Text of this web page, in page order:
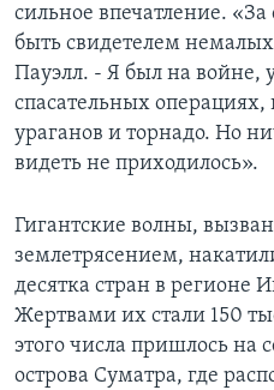
Learning English
СОЦИАЛЬНЫЕ СЕТИ
сильное впечатление.
быть свидетелем
Пауэлл. - Я был на войне,
спасательных
ураганов и торнадо. Но
видеть не приходилось».
Гигантские волны,
землетрясением,
десятка стран в регионе
Жертвами их стали 150
этого числа пришлось на
острова Суматра, где